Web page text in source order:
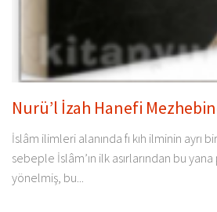
Nurü’l İzah Hanefi
İslâm ilimleri alanında fı kıh ilminin ayrı
sebeple İslâm’ın ilk asırlarından bu
yönelmiş, bu...